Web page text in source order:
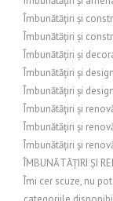
Îmbunătățiri și
Îmbunătățiri și
Îmbunătățiri și
Îmbunătățiri și
Îmbunătățiri și
Îmbunătățiri și
Îmbunătățiri și
Îmbunătățiri și
ÎMBUNĂTĂȚIRI ȘI
Îmi cer scuze, nu